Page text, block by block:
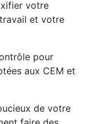
votre
et votre
pour
aux CEM et
de votre